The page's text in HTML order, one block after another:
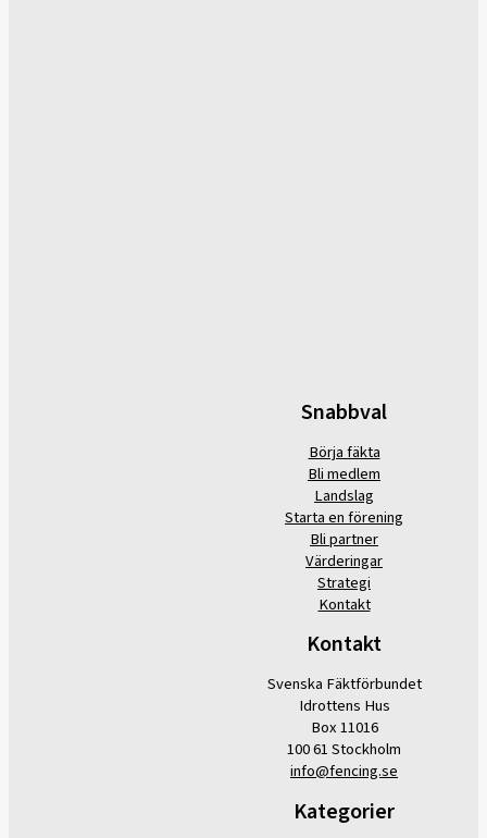
Snabbval
Börja fäkta
Bli medlem
Landslag
Starta en förening
Bli partner
Värderingar
Strategi
Kontakt
Kontakt
Svenska Fäktförbundet
Idrottens Hus
Box 11016
100 61 Stockholm
info@fencing.se
Kategorier